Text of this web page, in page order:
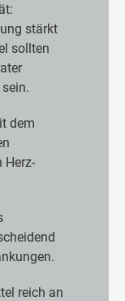
stärkt
sollten
dem
Herz-
reich an